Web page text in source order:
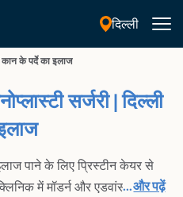
दिल्ली
कान के पर्दे का इलाज
सर्जरी | दिल्ली
पाने के लिए प्रिस्टीन केयर से
में मॉडर्न और एडवांस...और पढ़ें